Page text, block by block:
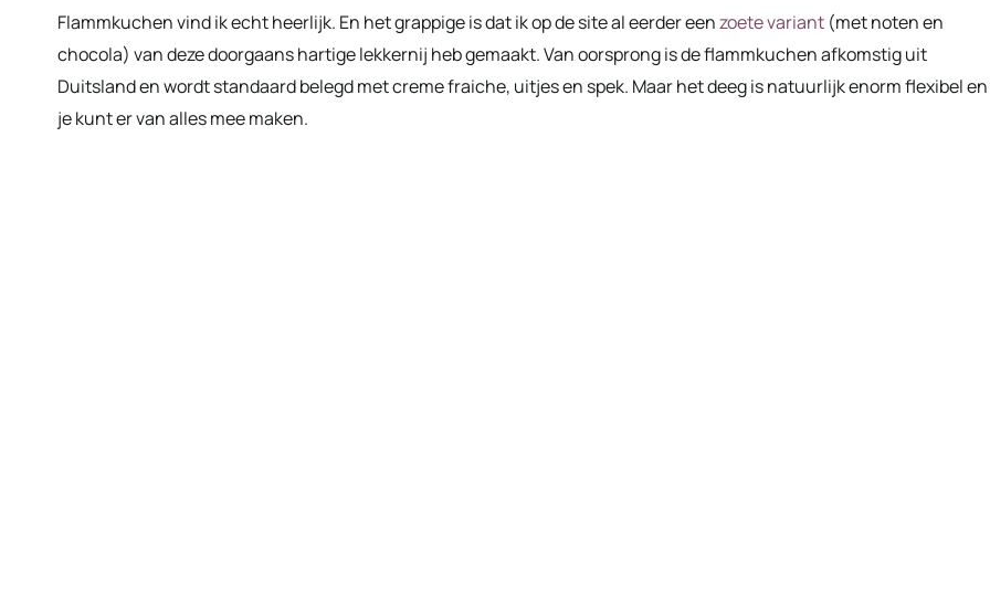
Flammkuchen vind ik echt heerlijk. En het grappige is dat ik op de site al eerder eenzoete variant (met noten en
chocola) van deze doorgaans hartige lekkernij heb gemaakt. Van oorsprong is de flammkuchen afkomstig uit
Duitsland en wordt standaard belegd met creme fraiche, uitjes en spek. Maar het deeg is natuurlijk enorm flexibel en
je kunt er van alles mee maken.